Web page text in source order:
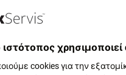
χρησιμοποιεί
cookies για την